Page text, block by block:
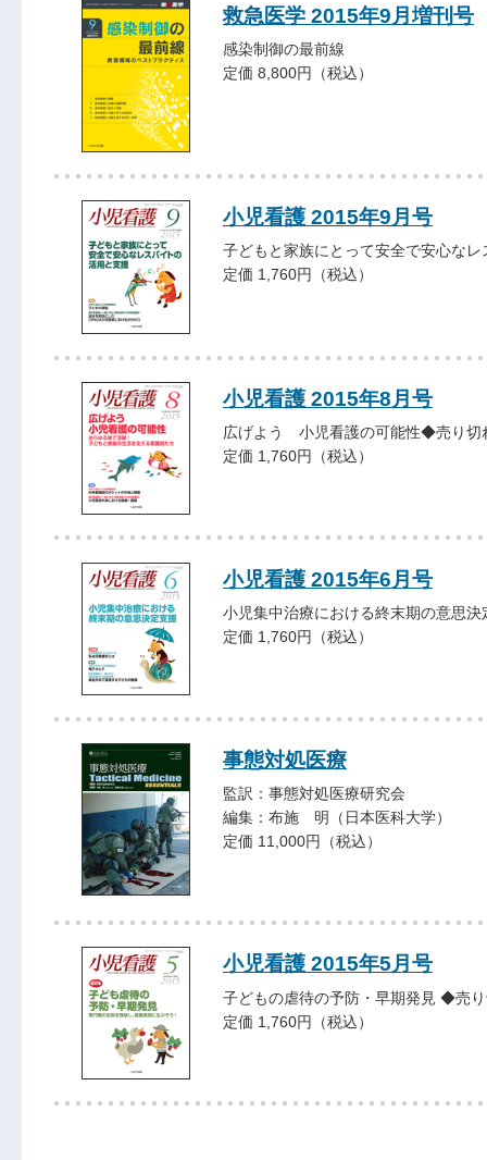
救急医学 2015年9月増刊号
感染制御の最前線
定価 8,800円（税込）
小児看護 2015年9月号
子どもと家族にとって安全で安心な
定価 1,760円（税込）
小児看護 2015年8月号
広げよう 小児看護の可能性◆売り
定価 1,760円（税込）
小児看護 2015年6月号
小児集中治療における終末期の意思
定価 1,760円（税込）
事態対処医療
監訳：事態対処医療研究会
編集：布施 明（日本医科大学）
定価 11,000円（税込）
小児看護 2015年5月号
子どもの虐待の予防・早期発見 ◆売
定価 1,760円（税込）